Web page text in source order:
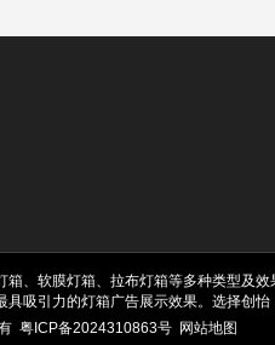
、软膜灯箱、拉布灯箱等多种类型及
吸引力的灯箱广告展示效果。选择创怡
粤ICP备2024310863号 网站地图